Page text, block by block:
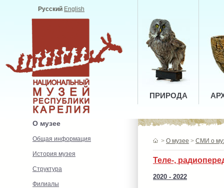
Русский English
ПРИРОДА
О музее
Общая информация
История музея
Структура
Филиалы
> О музее > СМИ о
Теле-,
2020 - 2022